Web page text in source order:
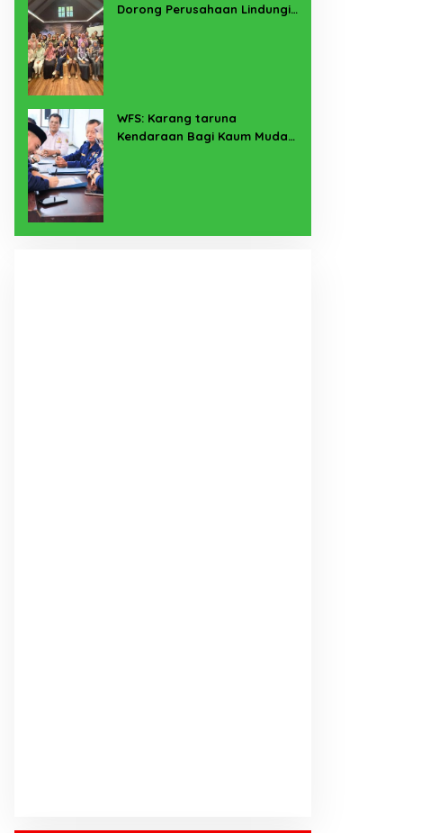
Dorong Perusahaan Lindungi
WFS: Karang taruna
Kendaraan Bagi Kaum Muda